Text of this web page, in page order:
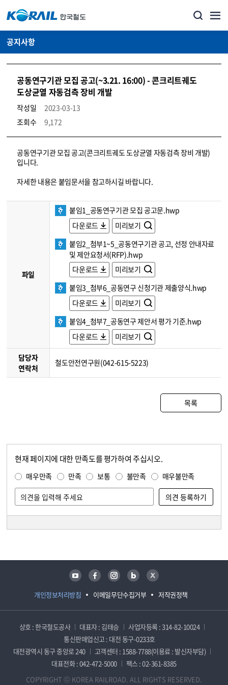
공지사항
공동연구기관 모집 공고(~3.21. 16:00) - 콘크리트궤도
도상균열 자동검측 장비 개발
작성일
2023-03-13
조회수
9,172
뉴스·홍보_공지사항 상세보기 – 내용, 파일, 담당자 연락처로 구성
공동연구기관 모집 공고(콘크리트궤도 도상균열 자동검측 장비 개발)
입니다.
자세한 내용은 붙임문서을 참고하시길 바랍니다.
파일
붙임1_공동연구기관 모집 공고문.hwp
다운로드
미리보기
붙임2_첨부1~5_공동연구기관 공고, 선정 안내자료
및 제안요청서(RFP).hwp
다운로드
미리보기
붙임3_첨부6_공동연구 신청기관 제출양식.hwp
다운로드
미리보기
붙임4_첨부7_공동연구 제안서 평가 기준.hwp
다운로드
미리보기
담당자
연락처
철도안전연구원(042-615-5223)
목록
현재 페이지에 대한 만족도를 평가하여 주십시오.
매우만족 만족 보통 불만족 매우불만족
개인정보처리방침 이메일무단수집거부 저작권정책
유튜브 페이스북 인스타그램 블로그 트위터
상호 : 한국철도공사 대표자 : 김태승
사업자등록 : 314-82-10024
통신판매업신고 : 대전 동구-0233호
대전광역시 동구 중앙로 240
고객센터 : 1588-7788(이용료 : 발신자부담)
대표전화 : 042-472-5000
팩스 : 02-361-8385
COPYRIGHT ⓒ KOREA RAILROAD. ALL RIGHTS RESERVED.